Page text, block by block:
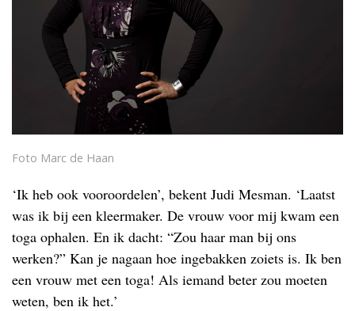
Foto Marc de Haan
‘Ik heb ook vooroordelen’, bekent Judi Mesman. ‘Laatst
was ik bij een kleermaker. De vrouw voor mij kwam een
toga ophalen. En ik dacht: “Zou haar man bij ons
werken?” Kan je nagaan hoe ingebakken zoiets is. Ik ben
een vrouw met een toga! Als iemand beter zou moeten
weten, ben ik het.’